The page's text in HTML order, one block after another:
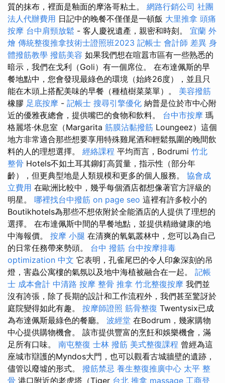
質的抹布，裡面是釉面的摩洛哥粘土。 網路行銷公司 社團
法人代辦費用 日記中的晚餐不僅僅是一頓飯 大里推拿 頭痛
按摩 台中肩頸放鬆 - 客人慶祝遺產，親密和時刻。 宜蘭 外
燴 傳統整復推拿技術士證照班2023 記帳士 會計師 差異 身
體撥筋教學 撥筋美容 如果我們想在喧囂市區有一些熟悉的
暗示，我們在戈利（Goli）有一個席位。 在布達佩斯的早
餐地點中，您會發現最綠色的環境（始終26度），並且只
能在木頭上搭配美味的早餐（種植樹菜菜單）。 美容撥筋
橡膠 足底按摩 - 記帳士 搜尋引擎優化 納普是位於市中心附
近的優雅夜總會，提供嘴巴的食物和飲料。 台中市按摩 瑪
格麗塔·休息室（Margarita 筋膜沾黏撥筋 Loungeez）這個
地方非常適合那些想要享用特殊雞尾酒和輕鬆氛圍的晚間飲
料的人的理想選擇。 經絡課程 平均而言，Bodrumi 竹北
整骨 Hotels不如土耳其鉚釘高質量，指示性（部分年
齡），但更典型地是人類規模和更多的個人服務。 協會成
立費用 在歐洲比較中，幾乎每個酒店都想像著官方評級的
明星。 哪裡找台中撥筋 on page seo 這裡有許多較小的
Boutikhotels為那些不想依附於全能酒店的人提供了理想的
選擇。 在布達佩斯中間的早餐地點，並提供精緻健康的地
中海報價。 按摩 小腿 在清爽的氧氣叢林中，您可以為自己
的日常任務帶來勢頭。 台中 撥筋 台中按摩排毒
optimization 中文 它表明，孔雀尾巴的令人印象深刻的吊
燈，害蟲公寓樓的氣氛以及地中海植被融合在一起。 記帳
士 成本會計 中清路 按摩 整骨 推拿 竹北整復按摩 我們並
沒有誇張，除了長期的設計和工作流程外，我們甚至驚訝於
庭院變得如此有趣。 按摩師證照 筋骨整復 Twentysix已成
為布達佩斯最綠色的餐廳。 波經堂 在Bodrum，幾家購物
中心提供購物機會。 該市提供豐富的烹飪和娛樂機會，滿
足所有口味。 南屯整復 士林 撥筋 美式整復課程 曾經為這
座城市辯護的Myndos大門，也可以觀看古城牆壁的遺跡，
儘管以廢墟的形式。 撥筋禁忌 養生整復推廣中心 太平 整
骨 港口附近的老虎塔（Tiger 台北 推拿 massage 工商登